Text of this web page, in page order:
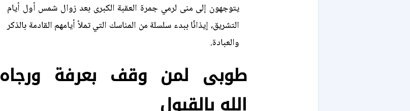
يتوجهون إلى منى لرمي جمرة العقبة الكبرى بعد زوال شمس أول أيام
التشريق، إيذانًا ببدء سلسلة من المناسك التي تملأ أيامهم القادمة بالذكر
والعبادة.
طوبى لمن وقف بعرفة ورجاه